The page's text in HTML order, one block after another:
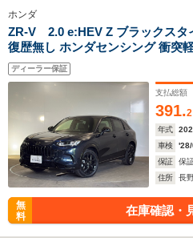
ホンダ
ZR-V 2.0 e:HEV Z ブラックス
復歴無し ホンダセンシング 衝突
シスト クルーズコントロール 純
ター ETC LEDヘッドライト 4WD
ディーラー保証
支払総額
391.2
年式
車検
'28/
保証
保
住所
長
無
料
在庫確認・